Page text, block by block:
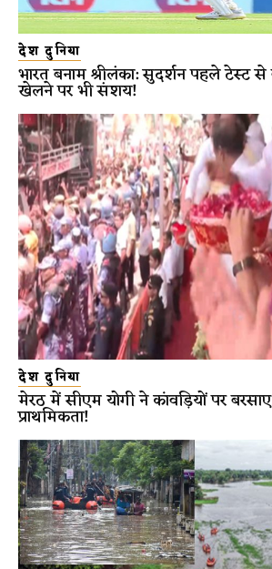
देश दुनिया
भारत बनाम श्रीलंका: सुदर्शन पहले टेस्ट
खेलने पर भी संशय!
देश दुनिया
मेरठ में सीएम योगी ने कांवड़ियों पर
प्राथमिकता!